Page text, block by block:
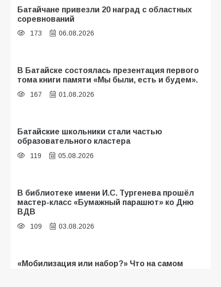
Батайчане привезли 20 наград с областных
соревнований
173 06.08.2026
В Батайске состоялась презентация первого
тома книги памяти «Мы были, есть и будем».
167 01.08.2026
Батайские школьники стали частью
образовательного кластера
119 05.08.2026
В библиотеке имени И.С. Тургенева прошёл
мастер-класс «Бумажный парашют» ко Дню
ВДВ
109 03.08.2026
«Мобилизация или набор?» Что на самом